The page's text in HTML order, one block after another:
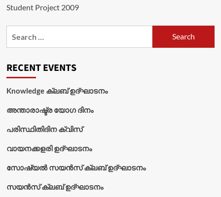
Student Project 2009
RECENT EVENTS
Knowledge ക്ലബ് ഉദ്‌ഘാടനം
അന്താരാഷ്ട്ര യോഗ ദിനം
പരിസ്ഥിതിദിന ക്വിസ്
വായനക്കളരി ഉദ്‌ഘാടനം
സോഷ്യൽ സയൻസ് ക്ലബ് ഉദ്‌ഘാടനം
സയൻസ് ക്ലബ് ഉദ്‌ഘാടനം